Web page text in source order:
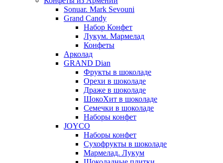
Sonuar. Mark Sevouni
Grand Candy
Набор Конфет
Лукум. Мармелад
Конфеты
Арколад
GRAND Dian
Фрукты в шоколаде
Орехи в шоколаде
Драже в шоколаде
ШокоХит в шоколаде
Семечки в шоколаде
Наборы конфет
JOYCO
Наборы конфет
Сухофрукты в шоколаде
Мармелад. Лукум